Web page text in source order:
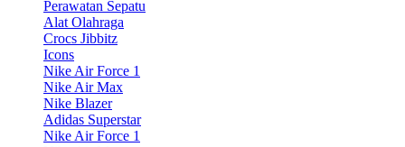
Perawatan Sepatu
Alat Olahraga
Crocs Jibbitz
Icons
Nike Air Force 1
Nike Air Max
Nike Blazer
Adidas Superstar
Nike Air Force 1